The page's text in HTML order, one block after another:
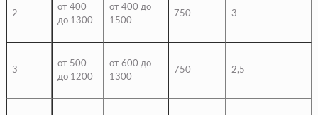
2
от 400
до 1300
от 400 до
1500
750 3
3
от 500
до 1200
от 600 до
1300
750 2,5